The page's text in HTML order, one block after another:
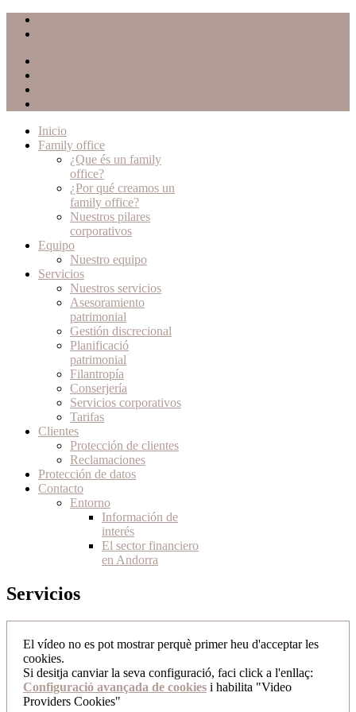
Inicio
Family office
¿Que és un family
office?
¿Por qué creamos un
family office?
Nuestros pilares
corporativos
Equipo
Nuestro equipo
Servicios
Nuestros servicios
Asesoramiento
patrimonial
Gestión discrecional
Planificació
patrimonial
Filantropía
Conserjería
Servicios corporativos
Tarifas
Clientes
Protección de clientes
Reclamaciones
Protección de datos
Contacto
Entorno
Información de
interés
El sector financiero
en Andorra
Servicios
El vídeo no es pot mostrar perquè primer heu d'acceptar les
cookies.
Si desitja canviar la seva configuració, faci click a l'enllaç:
Configuració avançada de cookies i habilita "Video
Providers Cookies"